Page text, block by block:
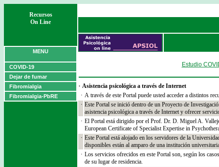
Recursos
On Line
MENU
COVID-19
Dejar de fumar
Fibromialgia
Fibromialgia-PbRE
Estudio
· Asistencia psicológica a través de Internet
· A través de este Portal puede usted acceder a distintos
· Este Portal se inició dentro de un Proyecto de
asistencia psicológica a través de Internet y ofrecer
· El Portal está dirigido por el Prof. Dr. D. Miguel A.
European Certificate of Specialist Expertise in
· Este Portal está alojado en los servidores de la
disponibles están al amparo de una institución
· Los servicios ofrecidos en este Portal son, según los
de su lugar de residencia.